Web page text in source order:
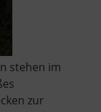
stehen im
zur